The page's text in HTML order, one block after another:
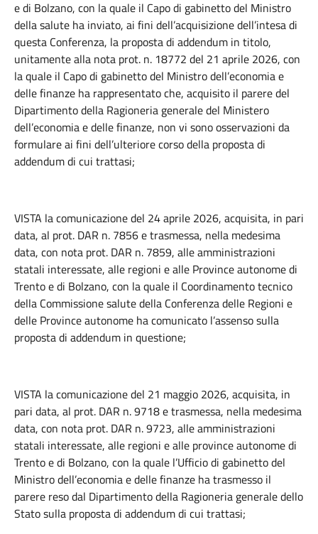
e di Bolzano, con la quale il Capo di gabinetto del Ministro
della salute ha inviato, ai fini dell’acquisizione dell’intesa di
questa Conferenza, la proposta di addendum in titolo,
unitamente alla nota prot. n. 18772 del 21 aprile 2026, con
la quale il Capo di gabinetto del Ministro dell’economia e
delle finanze ha rappresentato che, acquisito il parere del
Dipartimento della Ragioneria generale del Ministero
dell’economia e delle finanze, non vi sono osservazioni da
formulare ai fini dell’ulteriore corso della proposta di
addendum di cui trattasi;
VISTA la comunicazione del 24 aprile 2026, acquisita, in pari
data, al prot. DAR n. 7856 e trasmessa, nella medesima
data, con nota prot. DAR n. 7859, alle amministrazioni
statali interessate, alle regioni e alle Province autonome di
Trento e di Bolzano, con la quale il Coordinamento tecnico
della Commissione salute della Conferenza delle Regioni e
delle Province autonome ha comunicato l’assenso sulla
proposta di addendum in questione;
VISTA la comunicazione del 21 maggio 2026, acquisita, in
pari data, al prot. DAR n. 9718 e trasmessa, nella medesima
data, con nota prot. DAR n. 9723, alle amministrazioni
statali interessate, alle regioni e alle province autonome di
Trento e di Bolzano, con la quale l’Ufficio di gabinetto del
Ministro dell’economia e delle finanze ha trasmesso il
parere reso dal Dipartimento della Ragioneria generale dello
Stato sulla proposta di addendum di cui trattasi;